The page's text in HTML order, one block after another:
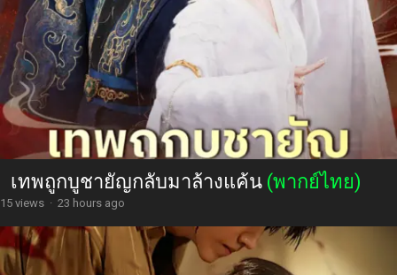
เทพถูกบูชายัญกลับมาล้างแค้น (พากย์ไทย)
15 views · 23 hours ago